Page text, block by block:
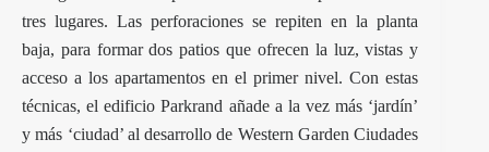
tres lugares. Las perforaciones se repiten en la planta
baja, para formar dos patios que ofrecen la luz, vistas y
acceso a los apartamentos en el primer nivel. Con estas
técnicas, el edificio Parkrand añade a la vez más ‘jardín’
y más ‘ciudad’ al desarrollo de Western Garden Ciudades